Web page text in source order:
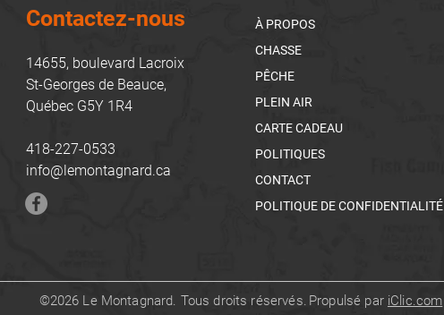
Contactez-nous
14655, boulevard Lacroix
St-Georges de Beauce,
Québec G5Y 1R4
418-227-0533
info@lemontagnard.ca
À PROPOS
CHASSE
PÊCHE
PLEIN AIR
CARTE CADEAU
POLITIQUES
CONTACT
POLITIQUE DE CONFIDENTIALITÉ
©2026 Le Montagnard. Tous droits réservés.Propulsé par iClic.com